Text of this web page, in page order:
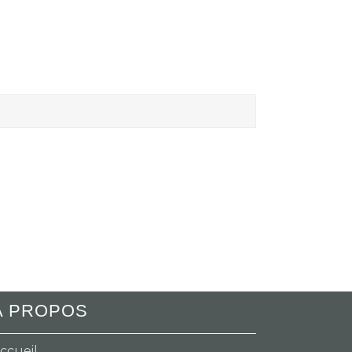
PROPOS